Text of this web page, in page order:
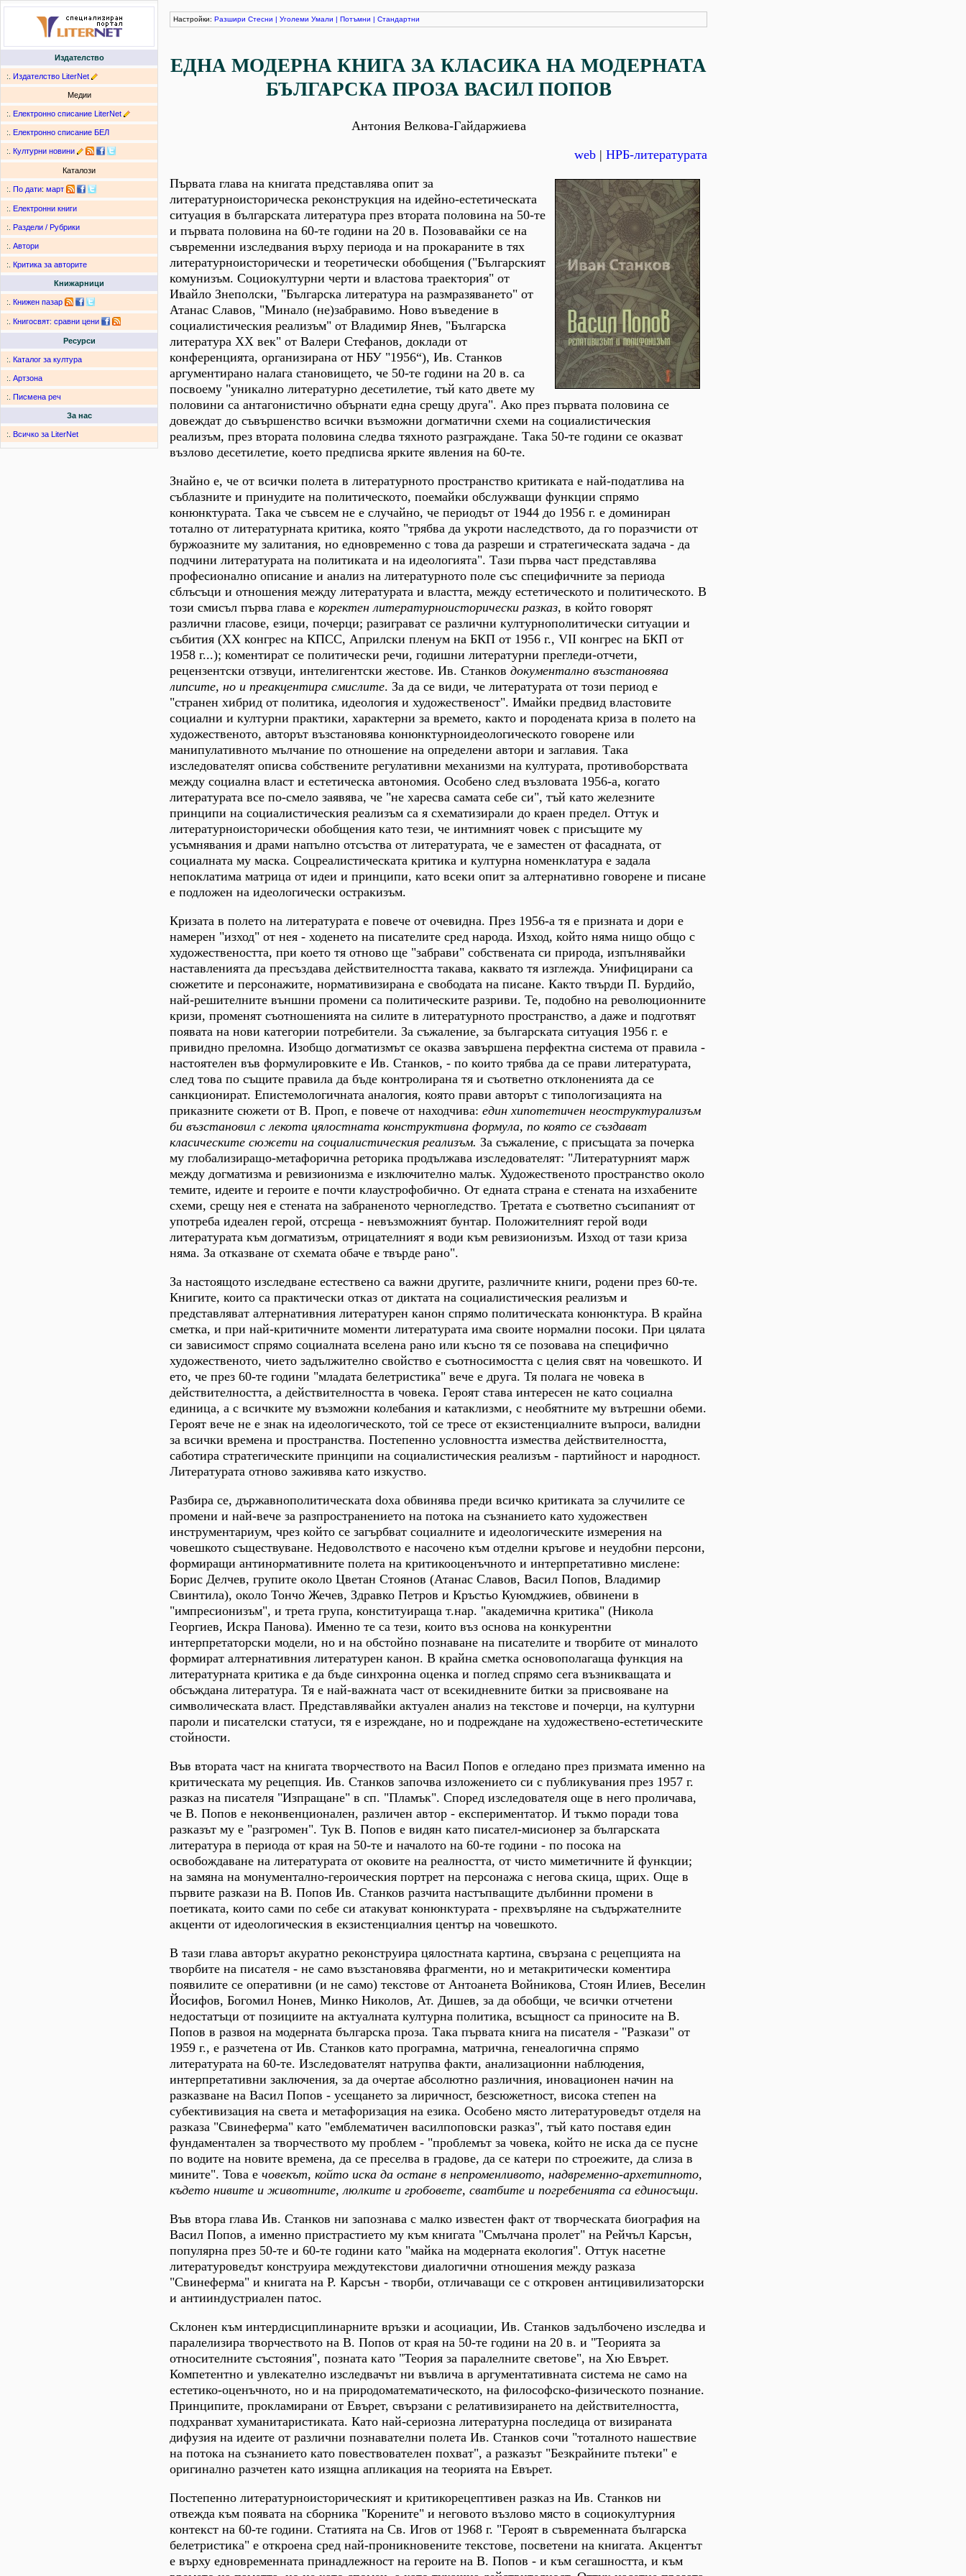
Издателство
:. Издателство LiterNet
Медии
:. Електронно списание LiterNet
:. Електронно списание БЕЛ
:. Културни новини
Каталози
:. По дати: март
:. Електронни книги
:. Раздели / Рубрики
:. Автори
:. Критика за авторите
Книжарници
:. Книжен пазар
:. Книгосвят: сравни цени
Ресурси
:. Каталог за култура
:. Артзона
:. Писмена реч
За нас
:. Всичко за LiterNet
Настройки: Разшири Стесни | Уголеми Умали | Потъмни | Стандартни
ЕДНА МОДЕРНА КНИГА ЗА КЛАСИКА НА МОДЕРНАТА
БЪЛГАРСКА ПРОЗА ВАСИЛ ПОПОВ
Антония Велкова-Гайдаржиева
web | НРБ-литературата
Първата глава на книгата представлява опит за
литературноисторическа реконструкция на идейно-естетическата
ситуация в българската литература през втората половина на 50-те
и първата половина на 60-те години на 20 в. Позовавайки се на
съвременни изследвания върху периода и на прокараните в тях
литературноисторически и теоретически обобщения ("Българският
комунизъм. Социокултурни черти и властова траектория" от
Ивайло Знеполски, "Българска литература на размразяването" от
Атанас Славов, "Минало (не)забравимо. Ново въведение в
социалистическия реализъм" от Владимир Янев, "Българска
литература XX век" от Валери Стефанов, доклади от
конференцията, организирана от НБУ "1956“), Ив. Станков
аргументирано налага становището, че 50-те години на 20 в. са
посвоему "уникално литературно десетилетие, тъй като двете му
половини са антагонистично обърнати една срещу друга". Ако през първата половина се
довеждат до съвършенство всички възможни догматични схеми на социалистическия
реализъм, през втората половина следва тяхното разграждане. Така 50-те години се оказват
възлово десетилетие, което предписва ярките явления на 60-те.
Знайно е, че от всички полета в литературното пространство критиката е най-податлива на
съблазните и принудите на политическото, поемайки обслужващи функции спрямо
конюнктурата. Така че съвсем не е случайно, че периодът от 1944 до 1956 г. е доминиран
тотално от литературната критика, която "трябва да укроти наследството, да го поразчисти от
буржоазните му залитания, но едновременно с това да разреши и стратегическата задача - да
подчини литературата на политиката и на идеологията". Тази първа част представлява
професионално описание и анализ на литературното поле със специфичните за периода
сблъсъци и отношения между литературата и властта, между естетическото и политическото. В
този смисъл първа глава е коректен литературноисторически разказ, в който говорят
различни гласове, езици, почерци; разиграват се различни културнополитически ситуации и
събития (XX конгрес на КПСС, Априлски пленум на БКП от 1956 г., VII конгрес на БКП от
1958 г...); коментират се политически речи, годишни литературни прегледи-отчети,
рецензентски отзвуци, интелигентски жестове. Ив. Станков документално възстановява
липсите, но и преакцентира смислите. За да се види, че литературата от този период е
"странен хибрид от политика, идеология и художественост". Имайки предвид властовите
социални и културни практики, характерни за времето, както и породената криза в полето на
художественото, авторът възстановява конюнктурноидеологическото говорене или
манипулативното мълчание по отношение на определени автори и заглавия. Така
изследователят описва собствените регулативни механизми на културата, противоборствата
между социална власт и естетическа автономия. Особено след възловата 1956-а, когато
литературата все по-смело заявява, че "не харесва самата себе си", тъй като железните
принципи на социалистическия реализъм са я схематизирали до краен предел. Оттук и
литературноисторически обобщения като тези, че интимният човек с присъщите му
усъмнявания и драми напълно отсъства от литературата, че е заместен от фасадната, от
социалната му маска. Соцреалистическата критика и културна номенклатура е задала
непоклатима матрица от идеи и принципи, като всеки опит за алтернативно говорене и писане
е подложен на идеологически остракизъм.
Кризата в полето на литературата е повече от очевидна. През 1956-а тя е призната и дори е
намерен "изход" от нея - ходенето на писателите сред народа. Изход, който няма нищо общо с
художествеността, при което тя отново ще "забрави" собствената си природа, изпълнявайки
наставленията да пресъздава действителността такава, каквато тя изглежда. Унифицирани са
сюжетите и персонажите, нормативизирана е свободата на писане. Както твърди П. Бурдийо,
най-решителните външни промени са политическите разриви. Те, подобно на революционните
кризи, променят съотношенията на силите в литературното пространство, а даже и подготвят
появата на нови категории потребители. За съжаление, за българската ситуация 1956 г. е
привидно преломна. Изобщо догматизмът се оказва завършена перфектна система от правила -
настоятелен във формулировките е Ив. Станков, - по които трябва да се прави литературата,
след това по същите правила да бъде контролирана тя и съответно отклоненията да се
санкционират. Епистемологичната аналогия, която прави авторът с типологизацията на
приказните сюжети от В. Проп, е повече от находчива: един хипотетичен неоструктурализъм
би възстановил с лекота цялостната конструктивна формула, по която се създават
класическите сюжети на социалистическия реализъм. За съжаление, с присъщата за почерка
му глобализиращо-метафорична реторика продължава изследователят: "Литературният марж
между догматизма и ревизионизма е изключително малък. Художественото пространство около
темите, идеите и героите е почти клаустрофобично. От едната страна е стената на изхабените
схеми, срещу нея е стената на забраненото черногледство. Третата е съответно съсипаният от
употреба идеален герой, отсреща - невъзможният бунтар. Положителният герой води
литературата към догматизъм, отрицателният я води към ревизионизъм. Изход от тази криза
няма. За отказване от схемата обаче е твърде рано".
За настоящото изследване естествено са важни другите, различните книги, родени през 60-те.
Книгите, които са практически отказ от диктата на социалистическия реализъм и
представляват алтернативния литературен канон спрямо политическата конюнктура. В крайна
сметка, и при най-критичните моменти литературата има своите нормални посоки. При цялата
си зависимост спрямо социалната вселена рано или късно тя се позовава на специфично
художественото, чието задължително свойство е съотносимостта с целия свят на човешкото. И
ето, че през 60-те години "младата белетристика" вече е друга. Тя полага не човека в
действителността, а действителността в човека. Героят става интересен не като социална
единица, а с всичките му възможни колебания и катаклизми, с необятните му вътрешни обеми.
Героят вече не е знак на идеологическото, той се тресе от екзистенциалните въпроси, валидни
за всички времена и пространства. Постепенно условността измества действителността,
саботира стратегическите принципи на социалистическия реализъм - партийност и народност.
Литературата отново заживява като изкуство.
Разбира се, държавнополитическата doxa обвинява преди всичко критиката за случилите се
промени и най-вече за разпространението на потока на съзнанието като художествен
инструментариум, чрез който се загърбват социалните и идеологическите измерения на
човешкото съществуване. Недоволството е насочено към отделни кръгове и неудобни персони,
формиращи антинормативните полета на критикооценъчното и интерпретативно мислене:
Борис Делчев, групите около Цветан Стоянов (Атанас Славов, Васил Попов, Владимир
Свинтила), около Тончо Жечев, Здравко Петров и Кръстьо Куюмджиев, обвинени в
"импресионизъм", и трета група, конституираща т.нар. "академична критика" (Никола
Георгиев, Искра Панова). Именно те са тези, които въз основа на конкурентни
интерпретаторски модели, но и на обстойно познаване на писателите и творбите от миналото
формират алтернативния литературен канон. В крайна сметка основополагаща функция на
литературната критика е да бъде синхронна оценка и поглед спрямо сега възникващата и
обсъждана литература. Тя е най-важната част от всекидневните битки за присвояване на
символическата власт. Представлявайки актуален анализ на текстове и почерци, на културни
пароли и писателски статуси, тя е изреждане, но и подреждане на художествено-естетическите
стойности.
Във втората част на книгата творчеството на Васил Попов е огледано през призмата именно на
критическата му рецепция. Ив. Станков започва изложението си с публикувания през 1957 г.
разказ на писателя "Изпращане" в сп. "Пламък". Според изследователя още в него проличава,
че В. Попов е неконвенционален, различен автор - експериментатор. И тъкмо поради това
разказът му е "разгромен". Тук В. Попов е видян като писател-мисионер за българската
литература в периода от края на 50-те и началото на 60-те години - по посока на
освобождаване на литературата от оковите на реалността, от чисто миметичните й функции;
на замяна на монументално-героическия портрет на персонажа с негова скица, щрих. Още в
първите разкази на В. Попов Ив. Станков разчита настъпващите дълбинни промени в
поетиката, които сами по себе си атакуват конюнктурата - прехвърляне на съдържателните
акценти от идеологическия в екзистенциалния център на човешкото.
В тази глава авторът акуратно реконструира цялостната картина, свързана с рецепцията на
творбите на писателя - не само възстановява фрагменти, но и метакритически коментира
появилите се оперативни (и не само) текстове от Антоанета Войникова, Стоян Илиев, Веселин
Йосифов, Богомил Нонев, Минко Николов, Ат. Дишев, за да обобщи, че всички отчетени
недостатъци от позициите на актуалната културна политика, всъщност са приносите на В.
Попов в развоя на модерната българска проза. Така първата книга на писателя - "Разкази" от
1959 г., е разчетена от Ив. Станков като програмна, матрична, генеалогична спрямо
литературата на 60-те. Изследователят натрупва факти, анализационни наблюдения,
интерпретативни заключения, за да очертае абсолютно различния, иновационен начин на
разказване на Васил Попов - усещането за лиричност, безсюжетност, висока степен на
субективизация на света и метафоризация на езика. Особено място литературоведът отделя на
разказа "Свинеферма" като "емблематичен василпоповски разказ", тъй като поставя един
фундаментален за творчеството му проблем - "проблемът за човека, който не иска да се пусне
по водите на новите времена, да се преселва в градове, да се катери по строежите, да слиза в
мините". Това е човекът, който иска да остане в непроменливото, надвременно-архетипното,
където нивите и животните, люлките и гробовете, сватбите и погребенията са единосъщи.
Във втора глава Ив. Станков ни запознава с малко известен факт от творческата биография на
Васил Попов, а именно пристрастието му към книгата "Смълчана пролет" на Рейчъл Карсън,
популярна през 50-те и 60-те години като "майка на модерната екология". Оттук насетне
литературоведът конструира междутекстови диалогични отношения между разказа
"Свинеферма" и книгата на Р. Карсън - творби, отличаващи се с откровен антицивилизаторски
и антииндустриален патос.
Склонен към интердисциплинарните връзки и асоциации, Ив. Станков задълбочено изследва и
паралелизира творчеството на В. Попов от края на 50-те години на 20 в. и "Теорията за
относителните състояния", позната като "Теория за паралелните светове", на Хю Евърет.
Компетентно и увлекателно изследвачът ни въвлича в аргументативната система не само на
естетико-оценъчното, но и на природоматематическото, на философско-физическото познание.
Принципите, прокламирани от Евърет, свързани с релативизирането на действителността,
подхранват хуманитаристиката. Като най-сериозна литературна последица от визираната
дифузия на идеите от различни познавателни полета Ив. Станков сочи "тоталното нашествие
на потока на съзнанието като повествователен похват", а разказът "Безкрайните пътеки" е
оригинално разчетен като изящна апликация на теорията на Евърет.
Постепенно литературноисторическият и критикорецептивен разказ на Ив. Станков ни
отвежда към появата на сборника "Корените" и неговото възлово място в социокултурния
контекст на 60-те години. Статията на Св. Игов от 1968 г. "Героят в съвременната българска
белетристика" е откроена сред най-проникновените текстове, посветени на книгата. Акцентът
е върху едновременната принадлежност на героите на В. Попов - и към сегашността, и към